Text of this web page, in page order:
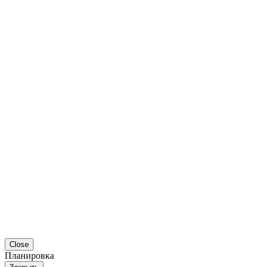
Close
Планировка